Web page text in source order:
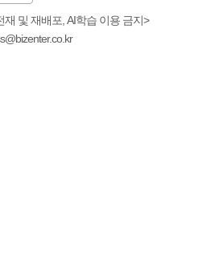
및 재배포, AI학습 이용 금지>